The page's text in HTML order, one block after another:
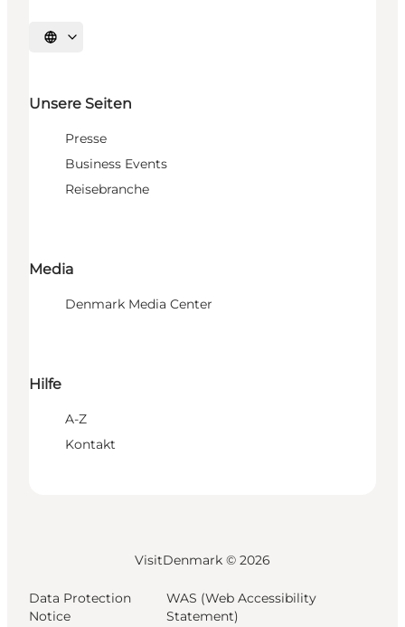
Sprache auswählen
Unsere Seiten
Presse
Business Events
Reisebranche
Media
Denmark Media Center
Hilfe
A-Z
Kontakt
VisitDenmark © 2026
Data Protection
Notice
WAS (Web Accessibility
Statement)